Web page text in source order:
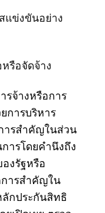
แข่งขันอย่าง
รือจัดจ้าง
จ้างหรือการ
การบริหาร
ารสําคัญในส่วน
ารโดยคํานึงถึง
งรัฐหรือ
ารสําคัญใน
กประกันสิทธิ